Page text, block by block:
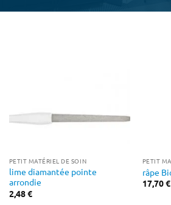
PETIT MATÉRIEL DE SOIN
lime diamantée pointe
arrondie
2,48€
PETIT
râpe
17,70€